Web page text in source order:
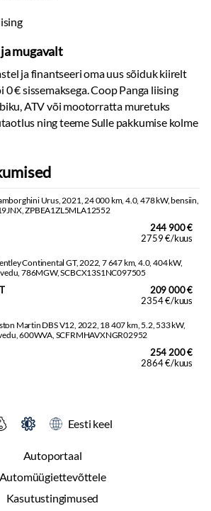
mugavalt
ja finantseeri oma uus sõiduk kiirelt
0 € sissemaksega. Coop Panga liising
ATV või mootorratta muretuks
ning teeme Sulle pakkumise kolme
244 900 €
2759 €/kuus
209 000 €
2354 €/kuus
254 200 €
2864 €/kuus
Autoportaal
Automüügiettevõttele
Kasutustingimused
Eesti keel